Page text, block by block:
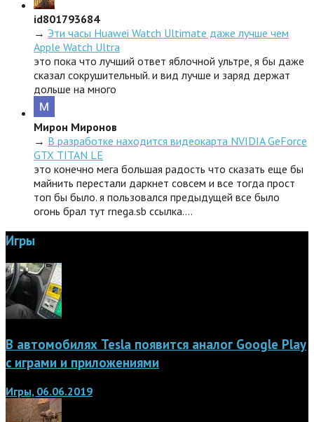
id801793684
→ Эти часы Huawei Watch Ultimate даже лучше чем
Apple Watch Ultra
это пока что лучший ответ яблочной ультре, я бы даже
сказал сокрушительный. и вид лучше и заряд держат
дольше на много
Мирон Миронов
→ В разработке находится видеокарта NVIDIA GeForce
GTX TITAN LE
это конечно мега большая радость что сказать еще бы
майнить перестали даркнет совсем и все тогда прост
топ бы было. я пользовался предыдущей все было
огонь брал тут rnega.sb ссылка.…
Игры
В автомобилях Tesla появится аналог Google Play
с играми и приложениями
Игры, 06.06.2019